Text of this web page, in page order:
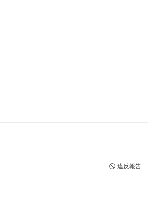
違反報告